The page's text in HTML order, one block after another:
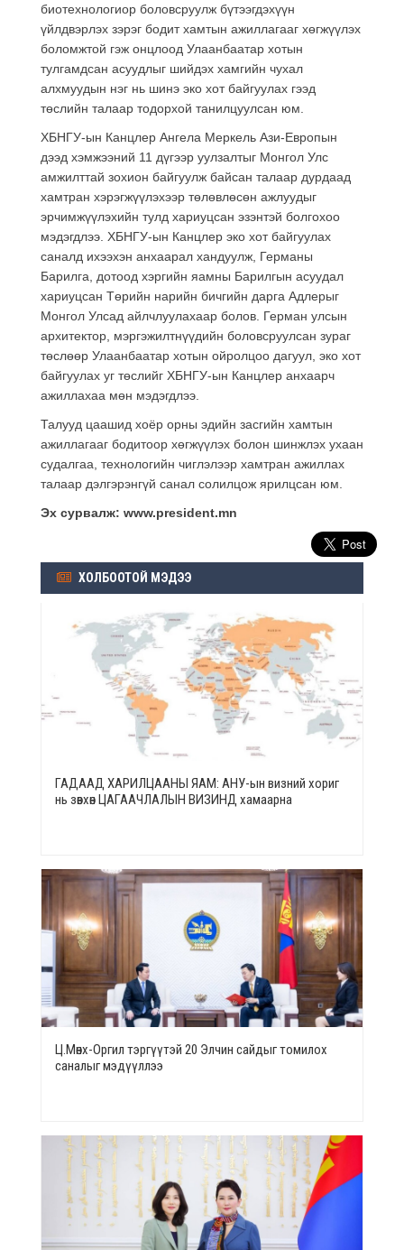
биотехнологиор боловсруулж бүтээгдэхүүн
үйлдвэрлэх зэрэг бодит хамтын ажиллагааг хөгжүүлэх
боломжтой гэж онцлоод Улаанбаатар хотын
тулгамдсан асуудлыг шийдэх хамгийн чухал
алхмуудын нэг нь шинэ эко хот байгуулах гээд
төслийн талаар тодорхой танилцуулсан юм.
ХБНГУ-ын Канцлер Ангела Меркель Ази-Европын
дээд хэмжээний 11 дүгээр уулзалтыг Монгол Улс
амжилттай зохион байгуулж байсан талаар дурдаад
хамтран хэрэгжүүлэхээр төлөвлөсөн ажлуудыг
эрчимжүүлэхийн тулд хариуцсан эзэнтэй болгохоо
мэдэгдлээ. ХБНГУ-ын Канцлер эко хот байгуулах
саналд ихээхэн анхаарал хандуулж, Германы
Барилга, дотоод хэргийн яамны Барилгын асуудал
хариуцсан Төрийн нарийн бичгийн дарга Адлерыг
Монгол Улсад айлчлуулахаар болов. Герман улсын
архитектор, мэргэжилтнүүдийн боловсруулсан зураг
төслөөр Улаанбаатар хотын ойролцоо дагуул, эко хот
байгуулах уг төслийг ХБНГУ-ын Канцлер анхаарч
ажиллахаа мөн мэдэгдлээ.
Талууд цаашид хоёр орны эдийн засгийн хамтын
ажиллагааг бодитоор хөгжүүлэх болон шинжлэх ухаан
судалгаа, технологийн чиглэлээр хамтран ажиллах
талаар дэлгэрэнгүй санал солилцож ярилцсан юм.
Эх сурвалж: www.president.mn
ХОЛБООТОЙ МЭДЭЭ
ГАДААД ХАРИЛЦААНЫ ЯАМ: АНУ-ын визний хориг
нь зөвхөн ЦАГААЧЛАЛЫН ВИЗИНД хамаарна
Ц.Мөнх-Оргил тэргүүтэй 20 Элчин сайдыг томилох
саналыг мэдүүллээ